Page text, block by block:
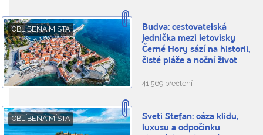
OBLÍBENÁ MÍSTA
Budva: cestovatelská
jednička mezi letovisky
Černé Hory sází na historii,
čisté pláže a noční život
41.569 přečtení
OBLÍBENÁ MÍSTA
Sveti Stefan: oáza klidu,
luxusu a odpočinku